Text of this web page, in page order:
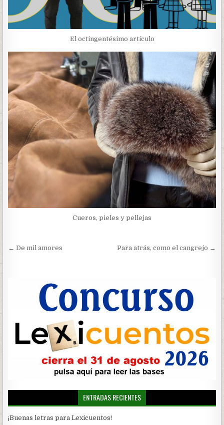
El octingentésimo artículo
Cueros, pieles y pellejas
Navegación
← De mil amores Para atrás, como el cangrejo →
ENTRADAS RECIENTES
¡Buenas letras para Lexicuentos!